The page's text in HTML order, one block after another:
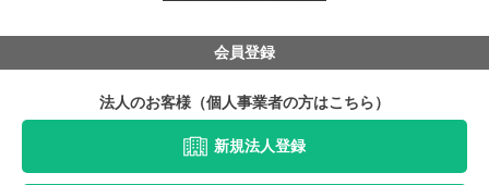
会員登録
法人のお客様（個人事業者の方はこちら）
新規法人登録